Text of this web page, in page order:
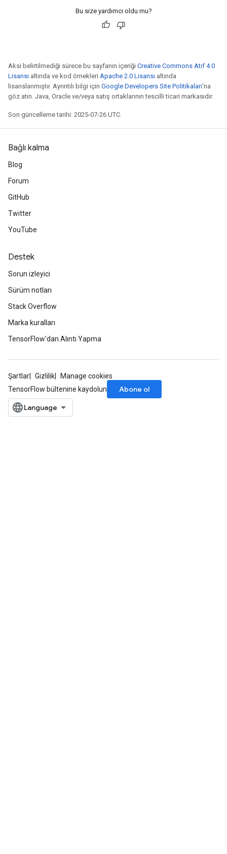
Bu size yardımcı oldu mu?
Aksi belirtilmediği sürece bu sayfanın içeriği Creative Commons Atıf 4.0
Lisansı altında ve kod örnekleri Apache 2.0 Lisansı altında
lisanslanmıştır. Ayrıntılı bilgi için Google Developers Site Politikaları'na
göz atın. Java, Oracle ve/veya satış ortaklarının tescilli ticari markasıdır.
Son güncelleme tarihi: 2025-07-26 UTC.
Bağlı kalma
Blog
Forum
GitHub
Twitter
YouTube
Destek
Sorun izleyici
Sürüm notları
Stack Overflow
Marka kuralları
TensorFlow'dan Alıntı Yapma
Şartlar Gizlilik
Manage cookies
TensorFlow bültenine kaydolun
Abone ol